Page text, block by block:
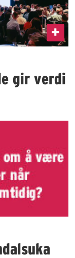
gir verdi